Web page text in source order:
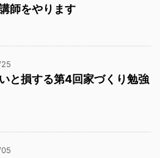
師をやります
と損する第4回家づくり勉強